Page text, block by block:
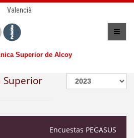
Valencià
Superior de Alcoy
Superior
Encuestas PEGASUS